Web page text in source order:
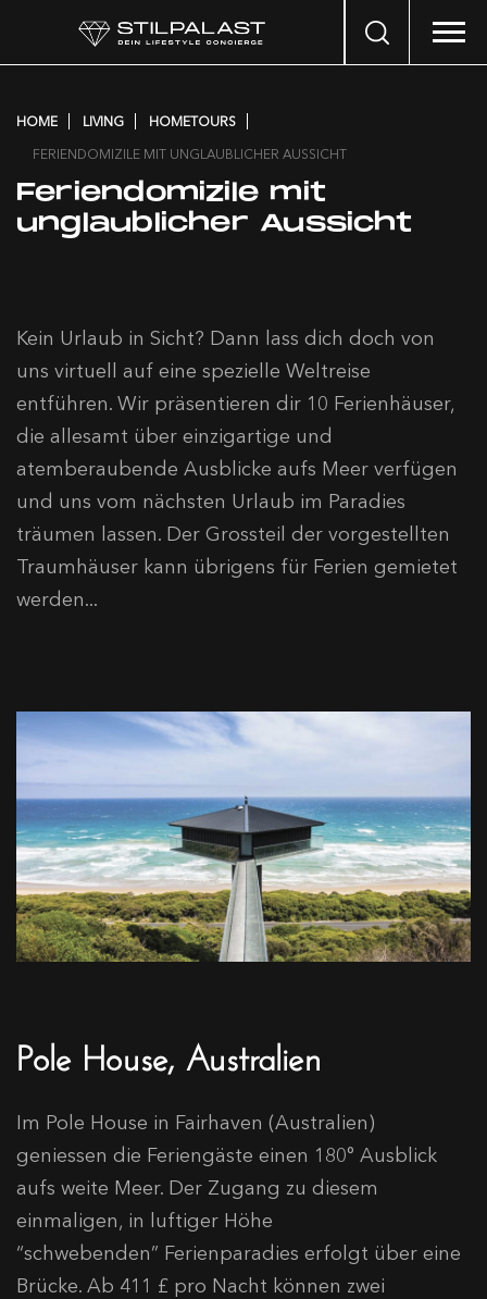
Search
HOME LIVING
HOMETOURS
FERIENDOMIZILE MIT UNGLAUBLICHER AUSSICHT
Feriendomizile mit
unglaublicher Aussicht
Kein Urlaub in Sicht? Dann lass dich doch von
uns virtuell auf eine spezielle Weltreise
entführen. Wir präsentieren dir 10 Ferienhäuser,
die allesamt über einzigartige und
atemberaubende Ausblicke aufs Meer verfügen
und uns vom nächsten Urlaub im Paradies
träumen lassen. Der Grossteil der vorgestellten
Traumhäuser kann übrigens für Ferien gemietet
werden...
Pole House, Australien
Im Pole House in Fairhaven (Australien)
geniessen die Feriengäste einen 180° Ausblick
aufs weite Meer. Der Zugang zu diesem
einmaligen, in luftiger Höhe
“schwebenden” Ferienparadies erfolgt über eine
Brücke. Ab 411 £ pro Nacht können zwei